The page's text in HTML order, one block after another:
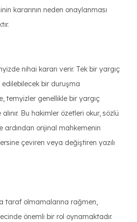
kararının neden onaylanması
nihai kararı verir. Tek bir yargıç
edilebilecek bir duruşma
temyizler genellikle bir yargıç
Bu hakimler özetleri okur, sözlü
ardından orijinal mahkemenin
çeviren veya değiştiren yazılı
taraf olmamalarına rağmen,
önemli bir rol oynamaktadır.